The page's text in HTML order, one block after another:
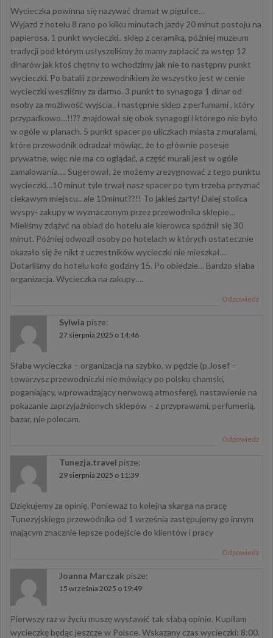
Wycieczka powinna się nazywać dramat w pigułce…
Wyjazd z hotelu 8 rano po kilku minutach jazdy 20 minut postoju na
papierosa. 1 punkt wycieczki.. sklep z ceramiką, później muzeum
tradycji pod którym usłyszeliśmy że mamy zapłacić za wstęp 12
dinarów jak ktoś chętny to wchodzimy jak nie to następny punkt
wycieczki. Po batalii z przewodnikiem że wszystko jest w cenie
wycieczki weszliśmy za darmo. 3 punkt to synagoga 1 dinar od
osoby za możliwość wyjścia.. i następnie sklep z perfumami , który
przypadkowo…!!?? znajdował się obok synagogi i którego nie było
w ogóle w planach. 5 punkt spacer po uliczkach miasta z muralami,
które przewodnik odradzał mówiąc, że to głównie posesje
prywatne, więc nie ma co oglądać, a część murali jest w ogóle
zamalowania…. Sugerował, że możemy zrezygnować z tego punktu
wycieczki…10 minut tyle trwał nasz spacer po tym trzeba przyznać
ciekawym miejscu.. ale 10minut??!! To jakieś żarty! Dalej stolica
wyspy- zakupy w wyznaczonym przez przewodnika sklepie…
Mieliśmy zdążyć na obiad do hotelu ale kierowca spóźnił się 30
minut. Później odwoził osoby po hotelach w których ostatecznie
okazało się że nikt z uczestników wycieczki nie mieszkał…
Dotarliśmy do hotelu koło godziny 15. Po obiedzie… Bardzo słaba
organizacja. Wycieczka na zakupy….
Odpowiedz
Sylwia pisze:
27 sierpnia 2025 o 14:46
Słaba wycieczka – organizacja na szybko, w pędzie (p.Josef –
towarzysz przewodniczki nie mówiący po polsku chamski,
poganiający, wprowadzający nerwową atmosferę), nastawienie na
pokazanie zaprzyjaźnionych sklepów – z przyprawami, perfumerią,
bazar, nie polecam.
Odpowiedz
Tunezja.travel pisze:
29 sierpnia 2025 o 11:39
Dziękujemy za opinię. Ponieważ to kolejna skarga na pracę
Tunezyjskiego przewodnika od 1 września zastępujemy go innym
mającym znacznie lepsze podejście do klientów i pracy
Odpowiedz
Joanna Marczak pisze:
15 września 2025 o 19:49
Pierwszy raz w życiu muszę wystawić tak słabą opinie. Kupiłam
wycieczkę będąc jeszcze w Polsce. Wskazany czas wycieczki: 8:00.